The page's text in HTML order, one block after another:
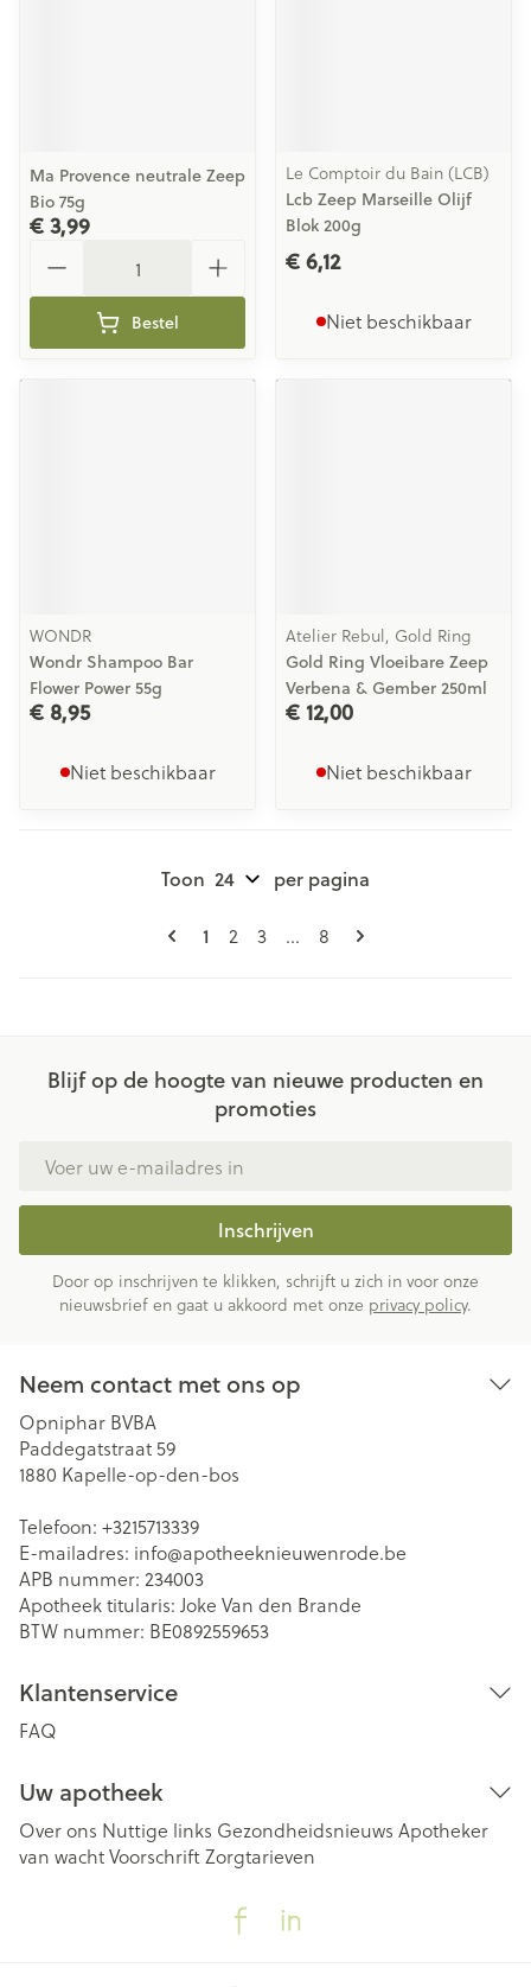
Ma Provence neutrale Zeep
Bio 75g
€ 3,99
Bestel
Le Comptoir du Bain (LCB)
Lcb Zeep Marseille Olijf
Blok 200g
€ 6,12
Niet beschikbaar
WONDR
Wondr Shampoo Bar
Flower Power 55g
€ 8,95
Niet beschikbaar
Atelier Rebul, Gold Ring
Gold Ring Vloeibare Zeep
Verbena & Gember 250ml
€ 12,00
Niet beschikbaar
Pagina's
U lees momenteel pagina
1 Pagina
2 Pagina
3 ... Pagina
8
Toon per pagina
Blijf op de hoogte van nieuwe producten en
promoties
Inschrijven
Door op inschrijven te klikken, schrijft u zich in voor onze
nieuwsbrief en gaat u akkoord met onze privacy policy.
Neem contact met ons op
Opniphar BVBA
Paddegatstraat 59
1880 Kapelle-op-den-bos
Telefoon: +3215713339
E-mailadres: info@apotheeknieuwenrode.be
APB nummer: 234003
Apotheek titularis: Joke Van den Brande
BTW nummer: BE0892559653
Klantenservice
FAQ
Uw apotheek
Over ons Nuttige links Gezondheidsnieuws Apotheker
van wachtVoorschriftZorgtarieven